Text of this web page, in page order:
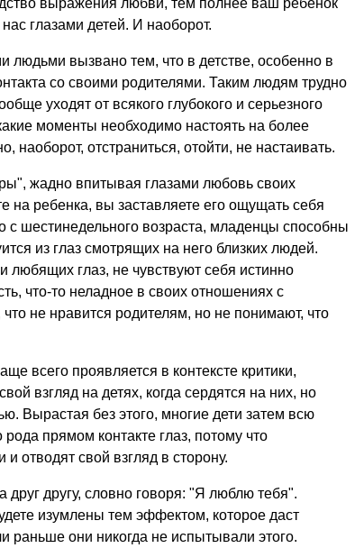
глазами детей. И наоборот.
людьми вызвано тем, что в детстве, особенно в
со своими родителями. Таким людям трудно
уходят от всякого глубокого и серьезного
моменты необходимо настоять на более
отстраниться, отойти, не настаивать.
жадно впитывая глазами любовь своих
на ребенка, вы заставляете его ощущать себя
шестинедельного возраста, младенцы способны
из глаз смотрящих на него близких людей.
любящих глаз, не чувствуют себя истинно
что-то неладное в своих отношениях с
не нравится родителям, но не понимают, что
всего проявляется в контексте критики,
взгляд на детях, когда сердятся на них, но
Вырастая без этого, многие дети затем всю
прямом контакте глаз, потому что
отводят свой взгляд в сторону.
друг другу, словно говоря: "Я люблю тебя".
изумлены тем эффектом, которое даст
раньше они никогда не испытывали этого.